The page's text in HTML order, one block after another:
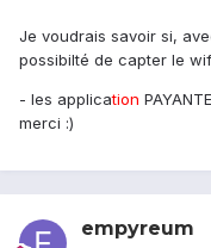
Je voudrais savoir si,
possibilté de capter le
- les application
merci :)
empyreum